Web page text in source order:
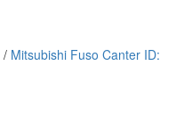
/ Mitsubishi Fuso Canter ID: